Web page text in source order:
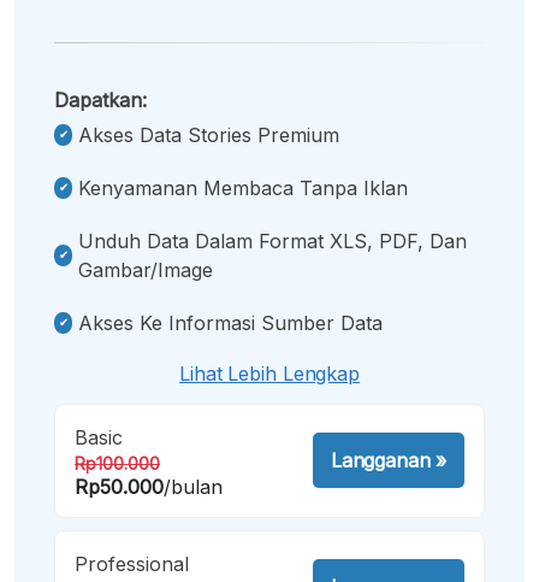
Dapatkan:
Akses Data Stories Premium
Kenyamanan Membaca Tanpa Iklan
Unduh Data Dalam Format XLS, PDF, Dan
Gambar/image
Akses Ke Informasi Sumber Data
Lihat Lebih Lengkap
Basic
Rp100.000
Rp50.000/bulan
Langganan»
Professional